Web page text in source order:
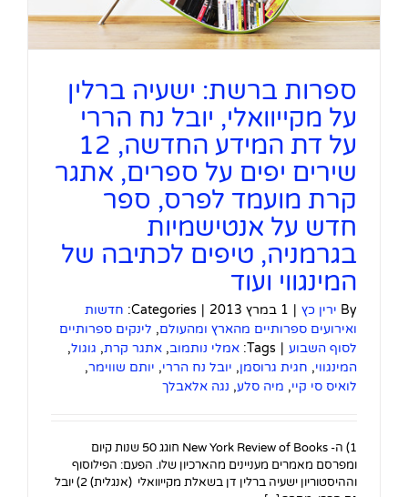
ספרות ברשת: ישעיה ברלין
על מקייוואלי, יובל נח הררי
על דת המידע החדשה, 12
שירים יפים על ספרים, אתגר
קרת מועמד לפרס, ספר
חדש על אנטישמיות
בגרמניה, טיפים לכתיבה של
המינגווי ועוד
By ירין כץ | 1 במרץ 2013 |
Categories: חדשות
ואירועים ספרותיים מהארץ ומהעולם, לינקים ספרותיים
לסוף השבוע |
Tags: אמלי נותמוב, אתגר קרת, גוגול,
המינגווי, חגית גרוסמן, יובל נח הררי, יותם שווימר,
לואיס סי קיי, מיה סלע, נגה אלאבלך
1) ה- New York Review of Books חוגג 50 שנות קיום
ומפרסם מאמרים מעניינים מהארכיון שלו. הפעם: הפילוסוף
וההיסטוריון ישעיה ברלין דן בשאלת מקייוואלי (אנגלית) 2) יובל